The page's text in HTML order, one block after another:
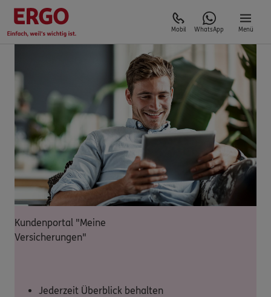
Mobil WhatsApp Menü
Kundenportal "Meine
Versicherungen"
Jederzeit Überblick behalten